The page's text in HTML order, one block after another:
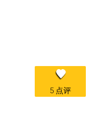
5 点评